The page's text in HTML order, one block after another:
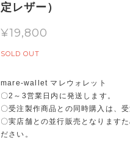
定レザー）
¥19,800
SOLD OUT
mare-wallet マレウォレット
〇2～3営業日内に発送します。
〇受注製作商品との同時購入は、
〇実店舗との並行販売となります
ださい。